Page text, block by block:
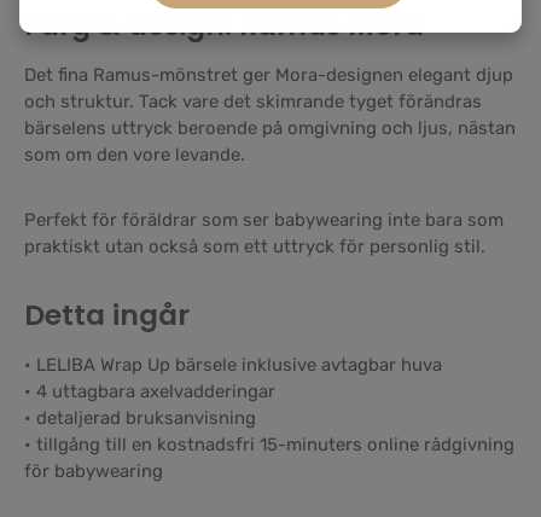
Färg & design: Ramus Mora
Det fina Ramus-mönstret ger Mora-designen elegant djup
och struktur. Tack vare det skimrande tyget förändras
bärselens uttryck beroende på omgivning och ljus, nästan
som om den vore levande.
Perfekt för föräldrar som ser babywearing inte bara som
praktiskt utan också som ett uttryck för personlig stil.
Detta ingår
• LELIBA Wrap Up bärsele inklusive avtagbar huva
• 4 uttagbara axelvadderingar
• detaljerad bruksanvisning
• tillgång till en kostnadsfri 15-minuters online rådgivning
för babywearing